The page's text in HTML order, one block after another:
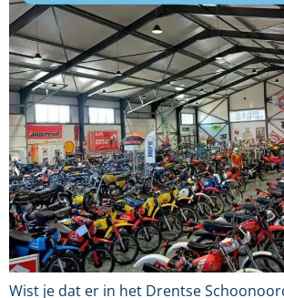
Wist je dat er in het Drentse